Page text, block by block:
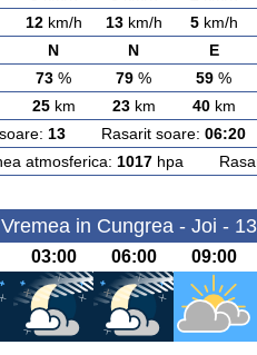
12km/h 13km/h 5km/h
N N E
73 % 79 % 59 %
25km 23km 40km
13Rasarit soare: 06:20
atmosferica: 1017hpa
Vremea in Cungrea - Joi -
03:00 06:00 09:00